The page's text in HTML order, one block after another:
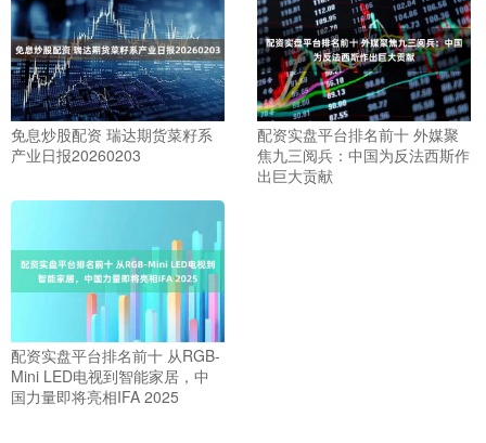
免息炒股配资 瑞达期货菜籽系
产业日报20260203
配资实盘平台排名前十 外媒聚
焦九三阅兵：中国为反法西斯作
出巨大贡献
配资实盘平台排名前十 从RGB-
Mini LED电视到智能家居，中
国力量即将亮相IFA 2025